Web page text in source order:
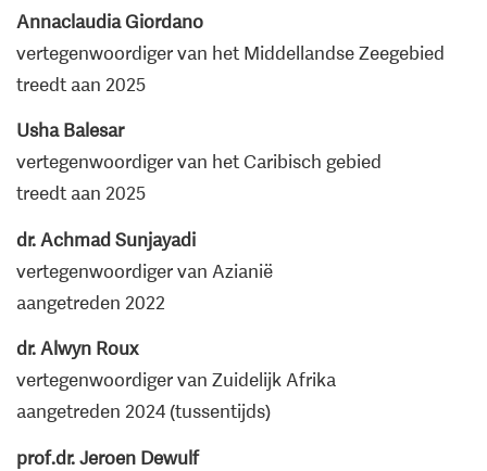
Annaclaudia Giordano
vertegenwoordiger van het Middellandse Zeegebied
treedt aan 2025
Usha Balesar
vertegenwoordiger van het Caribisch gebied
treedt aan 2025
dr. Achmad Sunjayadi
vertegenwoordiger van Azianië
aangetreden 2022
dr. Alwyn Roux
vertegenwoordiger van Zuidelijk Afrika
aangetreden 2024 (tussentijds)
prof.dr. Jeroen Dewulf